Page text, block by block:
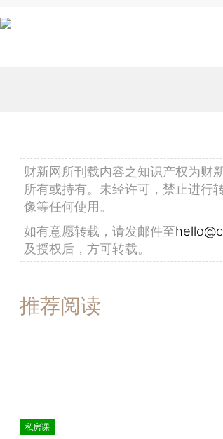
财新网所刊载内容之知识产权为财
所有或持有。未经许可，禁止进行
像等任何使用。
如有意愿转载，请发邮件至
及授权后，方可转载。
推荐阅读
私房课